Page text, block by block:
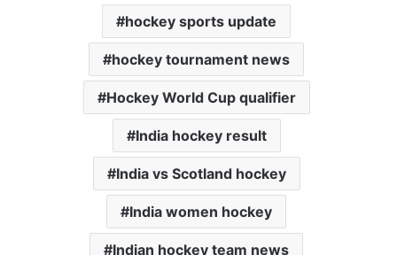
hockey sports update
hockey tournament news
Hockey World Cup qualifier
India hockey result
India vs Scotland hockey
India women hockey
Indian hockey team news